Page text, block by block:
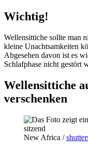
Wichtig!
Wellensittiche sollte man
kleine Unachtsamkeiten
Abgesehen davon ist es
Schlafphase nicht gestört
Wellensittiche
verschenken
New Africa /